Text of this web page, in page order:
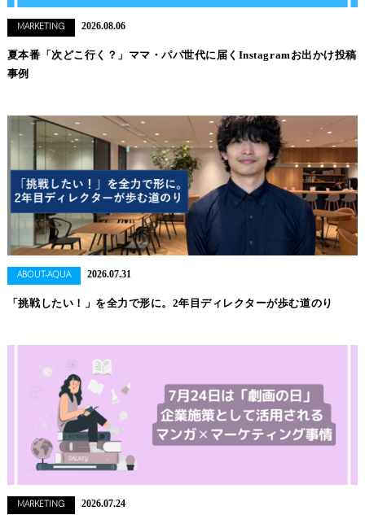
MARKETING 2026.08.06
夏本番「次どこ行く？」ママ・パパ世代に届くInstagramお出かけ投稿
事例
ABOUT-AQUA 2026.07.31
「挑戦したい！」を全力で形に。2年目ディレクターが歩む道のり
MARKETING 2026.07.24